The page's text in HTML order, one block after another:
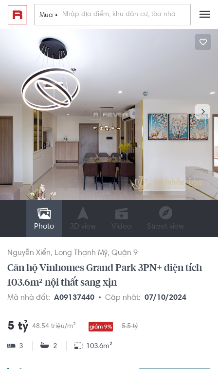
Mua •
Photo 3D view Video Street view
Nguyễn Xiển Long Thạnh Mỹ Quận 9
Căn hộ Vinhomes Grand Park 3PN+ diện tích
103.6m² nội thất sang xịn
Mã nhà đất: A09137440 Cập nhật: 07/10/2024
5 tỷ 48.54 triệu/m² giảm 9% 5.5 tỷ
3 2 103.6m²